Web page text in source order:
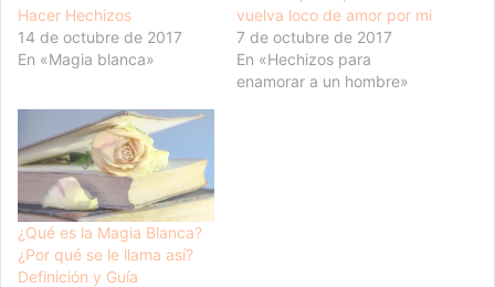
Hacer Hechizos
14 de octubre de 2017
En «Magia blanca»
vuelva loco de amor por mi
7 de octubre de 2017
En «Hechizos para
enamorar a un hombre»
¿Qué es la Magia Blanca?
¿Por qué se le llama así?
Definición y Guía